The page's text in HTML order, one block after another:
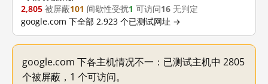
2,805 被屏蔽101 间歇性受扰1 可访问16 无判定
google.com 下全部 2,923 个已测试网址 →
google.com 下各主机情况不一：已测试主机中 2805
个被屏蔽，1 个可访问。